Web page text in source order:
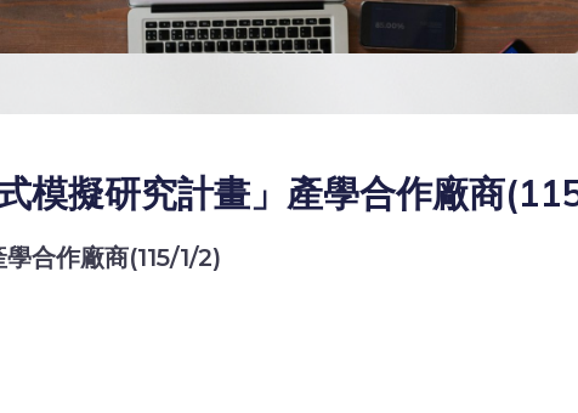
模擬研究計畫」產學合作廠商
合作廠商(115/1/2)